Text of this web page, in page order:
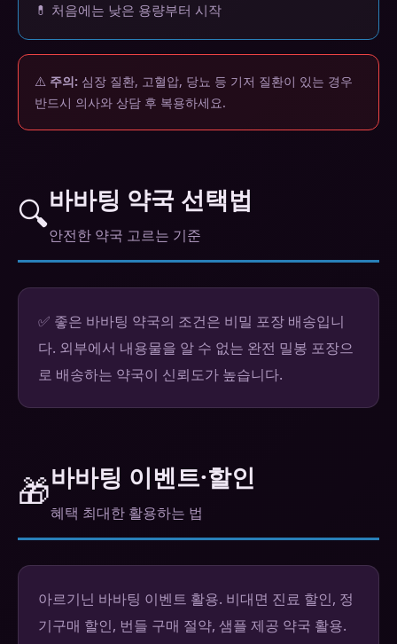
💊 처음에는 낮은 용량부터 시작
⚠️ 주의: 심장 질환, 고혈압, 당뇨 등 기저 질환이 있는 경우
반드시 의사와 상담 후 복용하세요.
🔍바바팅 약국 선택법
안전한 약국 고르는 기준
✅ 좋은 바바팅 약국의 조건은 비밀 포장 배송입니
다. 외부에서 내용물을 알 수 없는 완전 밀봉 포장으
로 배송하는 약국이 신뢰도가 높습니다.
🎁바바팅 이벤트·할인
혜택 최대한 활용하는 법
아르기닌 바바팅 이벤트 활용. 비대면 진료 할인, 정
기구매 할인, 번들 구매 절약, 샘플 제공 약국 활용.